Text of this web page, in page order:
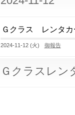
Ｇクラス レンタカ
2024-11-12 (火) 御報告
Ｇクラスレン